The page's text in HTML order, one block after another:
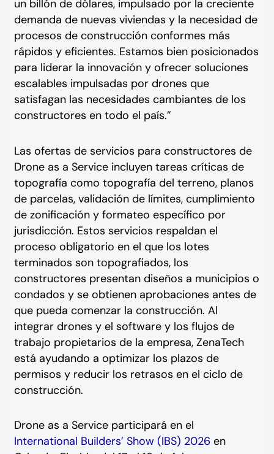
un billón de dólares, impulsado por la creciente
demanda de nuevas viviendas y la necesidad de
procesos de construcción conformes más
rápidos y eficientes. Estamos bien posicionados
para liderar la innovación y ofrecer soluciones
escalables impulsadas por drones que
satisfagan las necesidades cambiantes de los
constructores en todo el país.”
Las ofertas de servicios para constructores de
Drone as a Service incluyen tareas críticas de
topografía como topografía del terreno, planos
de parcelas, validación de límites, cumplimiento
de zonificación y formateo específico por
jurisdicción. Estos servicios respaldan el
proceso obligatorio en el que los lotes
terminados son topografiados, los
constructores presentan diseños a municipios o
condados y se obtienen aprobaciones antes de
que pueda comenzar la construcción. Al
integrar drones y el software y los flujos de
trabajo propietarios de la empresa, ZenaTech
está ayudando a optimizar los plazos de
permisos y reducir los retrasos en el ciclo de
construcción.
Drone as a Service participará en el
International Builders’ Show (IBS) 2026en